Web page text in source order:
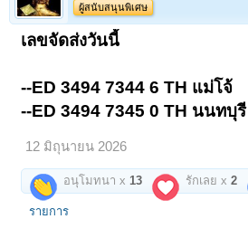
ผู้สนับสนุนพิเศษ
เลขจัดส่งวันนี้
--ED 3494 7344 6 TH แม่โจ้
--ED 3494 7345 0 TH นนทบุรี
12 มิถุนายน 2026
อนุโมทนา x 13 รักเลย x2
รายการ